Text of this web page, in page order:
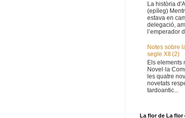
La història
(epíleg)
estava en
delegació,
l’emperador
Notes sobre
segle XII (2)
Els elements
Novel·la
les quatre
novetats
tardoantic...
La flor de La flor